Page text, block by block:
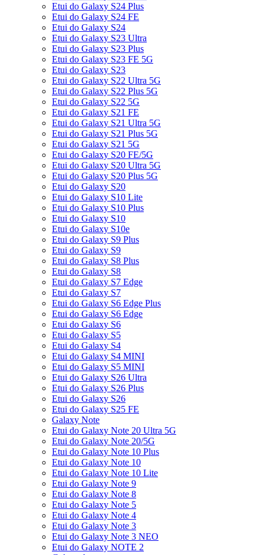
Etui do Galaxy S24 Plus
Etui do Galaxy S24 FE
Etui do Galaxy S24
Etui do Galaxy S23 Ultra
Etui do Galaxy S23 Plus
Etui do Galaxy S23 FE 5G
Etui do Galaxy S23
Etui do Galaxy S22 Ultra 5G
Etui do Galaxy S22 Plus 5G
Etui do Galaxy S22 5G
Etui do Galaxy S21 FE
Etui do Galaxy S21 Ultra 5G
Etui do Galaxy S21 Plus 5G
Etui do Galaxy S21 5G
Etui do Galaxy S20 FE/5G
Etui do Galaxy S20 Ultra 5G
Etui do Galaxy S20 Plus 5G
Etui do Galaxy S20
Etui do Galaxy S10 Lite
Etui do Galaxy S10 Plus
Etui do Galaxy S10
Etui do Galaxy S10e
Etui do Galaxy S9 Plus
Etui do Galaxy S9
Etui do Galaxy S8 Plus
Etui do Galaxy S8
Etui do Galaxy S7 Edge
Etui do Galaxy S7
Etui do Galaxy S6 Edge Plus
Etui do Galaxy S6 Edge
Etui do Galaxy S6
Etui do Galaxy S5
Etui do Galaxy S4
Etui do Galaxy S4 MINI
Etui do Galaxy S5 MINI
Etui do Galaxy S26 Ultra
Etui do Galaxy S26 Plus
Etui do Galaxy S26
Etui do Galaxy S25 FE
Galaxy Note
Etui do Galaxy Note 20 Ultra 5G
Etui do Galaxy Note 20/5G
Etui do Galaxy Note 10 Plus
Etui do Galaxy Note 10
Etui do Galaxy Note 10 Lite
Etui do Galaxy Note 9
Etui do Galaxy Note 8
Etui do Galaxy Note 5
Etui do Galaxy Note 4
Etui do Galaxy Note 3
Etui do Galaxy Note 3 NEO
Etui do Galaxy NOTE 2